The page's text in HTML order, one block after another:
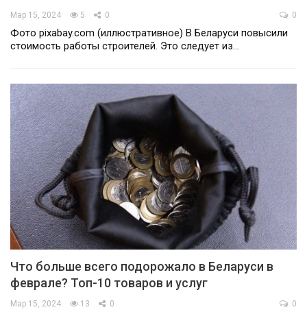
Мар 15, 2024 5 0 0
Фото pixabay.com (иллюстративное) В Беларуси повысили
стоимость работы строителей. Это следует из…
Что больше всего подорожало в Беларуси в
феврале? Топ-10 товаров и услуг
Мар 15, 2024 13 0 0